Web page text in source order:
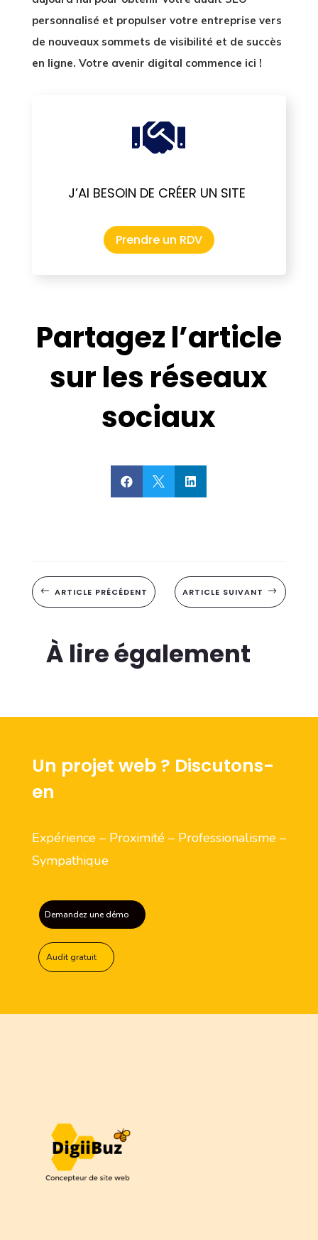
personnalisé et propulser votre entreprise vers
de nouveaux sommets de visibilité et de succès
en ligne. Votre avenir digital commence ici !

J’AI BESOIN DE CRÉER UN SITE
Prendre un RDV
Partagez l’article
sur les réseaux
sociaux
  
# ARTICLE PRÉCÉDENT ARTICLE SUIVANT $
À lire également
Un projet web ? Discutons-
en
Expérience – Proximité – Professionalisme –
Sympathique
Demandez une démo
Audit gratuit